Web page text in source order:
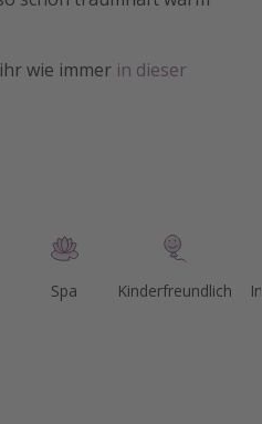
wie immer in dieser
Spa Kinderfreundlich